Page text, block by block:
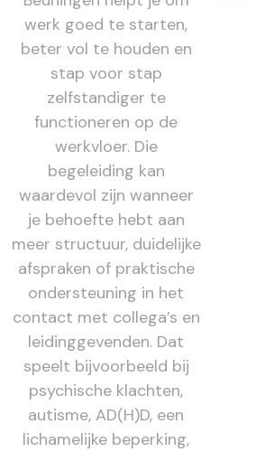
werk goed te starten,
beter vol te houden en
stap voor stap
zelfstandiger te
functioneren op de
werkvloer. Die
begeleiding kan
waardevol zijn wanneer
je behoefte hebt aan
meer structuur, duidelijke
afspraken of praktische
ondersteuning in het
contact met collega’s en
leidinggevenden. Dat
speelt bijvoorbeeld bij
psychische klachten,
autisme, AD(H)D, een
lichamelijke beperking,